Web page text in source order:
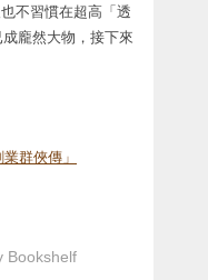
不習慣在超高「透
龐然大物，接下來
群俠傳」